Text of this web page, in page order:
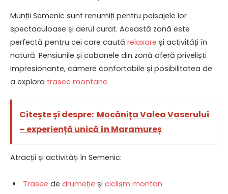
Munții Semenic sunt renumiți pentru peisajele lor
spectaculoase și aerul curat. Această zonă este
perfectă pentru cei care caută relaxare și activități în
natură. Pensiunile și cabanele din zonă oferă priveliști
impresionante, camere confortabile și posibilitatea de
a explora trasee montane.
Citește și despre: Mocănița Valea Vaserului
– experiență unică în Maramureș
Atracții și activități în Semenic:
Trasee de drumeție și ciclism montan